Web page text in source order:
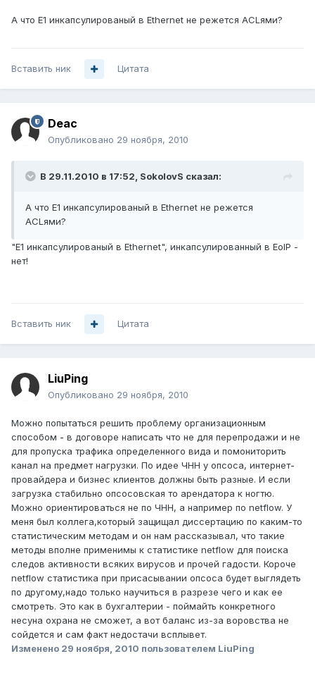
А что E1 инкапсулированый в Ethernet не режется ACLями?
Вставить ник Цитата
Deac
Опубликовано 29 ноября, 2010
В 29.11.2010 в 17:52, SokolovS сказал:
А что E1 инкапсулированый в Ethernet не режется
ACLями?
"E1 инкапсулированый в Ethernet", инкапсулированный в EoIP -
нет!
Вставить ник Цитата
LiuPing
Опубликовано 29 ноября, 2010
Можно попытаться решить проблему организационным
способом - в договоре написать что не для перепродажи и не
для пропуска трафика определенного вида и помониторить
канал на предмет нагрузки. По идее ЧНН у опсоса, интернет-
провайдера и бизнес клиентов должны быть разные. И если
загрузка стабильно опсосовская то арендатора к ногтю.
Можно ориентироваться не по ЧНН, а например по netflow. У
меня был коллега,который защищал диссертацию по каким-то
статистическим методам и он нам рассказывал, что такие
методы вполне применимы к статистике netflow для поиска
следов активности всяких вирусов и прочей гадости. Короче
netflow статистика при присасывании опсоса будет выглядеть
по другому,надо только научиться в разрезе чего и как ее
смотреть. Это как в бухгалтерии - поймайть конкретного
несуна охрана не сможет, а вот баланс из-за воровства не
сойдется и сам факт недостачи всплывет.
Изменено 29 ноября, 2010 пользователем LiuPing